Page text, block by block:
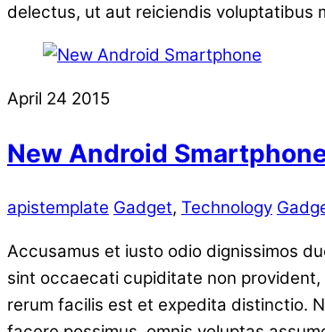
delectus, ut aut reiciendis voluptatibus
April 24 2015
New Android
apistemplate Gadget, Technology
Accusamus et iusto odio dignissimos
sint occaecati cupiditate non
rerum facilis est et expedita distinctio.